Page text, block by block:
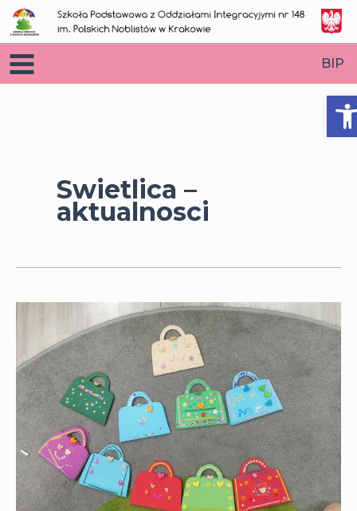
Przejdź
do
treści
BIP
Swietlica –
aktualnosci